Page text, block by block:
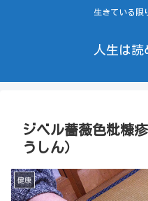
生きている限
人生は読
ジベル薔薇色粃糠
うしん）
健康